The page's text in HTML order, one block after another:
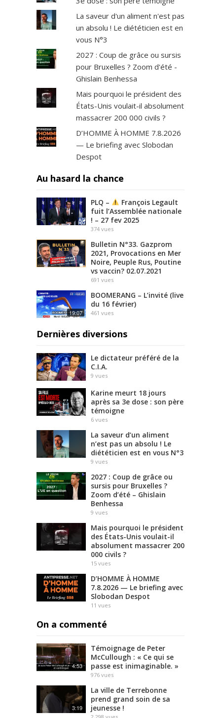
La saveur d'un aliment n'est pas
un absolu ! Le diététicien est en
vous N°3
2027 : Coup de grâce ou sursis
pour Bruxelles ? Zoom d'été -
Ghislain Benhessa
Mais pourquoi le président des
États-Unis voulait-il absolument
massacrer 200 000 civils ?
D’HOMME À HOMME 7.8.2026
— Le briefing avec Slobodan
Despot
Au hasard la chance
PLQ –
François Legault
fuit l’Assemblée nationale
! – 27 fev 2025
374 vues
Bulletin N°33. Gazprom
2021, Provocations en Mer
Noire, Peuple Rus, Poutine
vs vaccin? 02.07.2021
691 vues
19:07
BOOMERANG – L’invité (live
du 16 février)
461 vues
Dernières diversions
Le dictateur préféré de la
C.I.A.
9 vues
Karine meurt 18 jours
après sa 3e dose : son père
témoigne
6 vues
La saveur d’un aliment
n’est pas un absolu ! Le
diététicien est en vous N°3
9 vues
2027 : Coup de grâce ou
sursis pour Bruxelles ?
Zoom d’été – Ghislain
Benhessa
9 vues
Mais pourquoi le président
des États-Unis voulait-il
absolument massacrer 200
000 civils ?
15 vues
D’HOMME À HOMME
7.8.2026 — Le briefing avec
Slobodan Despot
11 vues
On a commenté
4:53
Témoignage de Peter
McCullough : « Ce qui se
passe est inimaginable. »
976 vues
3:19
La ville de Terrebonne
prend grand soin de sa
jeunesse !